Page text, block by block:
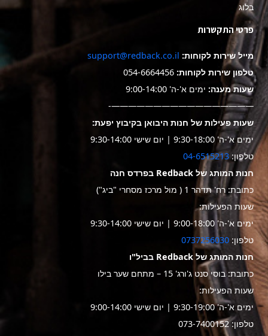
בלוג
פרטי התקשרות
מייל שירות לקוחות: support@redback.co.il
טלפון שירות לקוחות: 054-6664456
שעות מענה: ימים א'-ה' 9:00-14:00
—————————————————-
שעות פעילות של חנות היבואן בקיבוץ יפעת:
ימים א'-ה' 9:30-18:00 | יום שישי 9:30-14:00
טלפון: 04-6515213
חנות המותג של Redback בפרדס חנה
כתובת: רח' תדהר 1 ( מול מרכז מסחרי "ביג")
שעות הפעילות:
ימים א'-ה' 9:00-18:00 | יום שישי 9:30-14:00
טלפון: 0737256030
חנות המותג של Redback בביל"ו
כתובת: בוסי סנט ג'ורג' 15 – מתחם שער בילו
שעות הפעילות:
ימים א'-ה' 9:30-19:00 | יום שישי 9:00-14:00
טלפון: 073-7400152